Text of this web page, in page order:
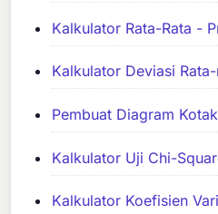
Kalkulator Rata-Rata -
Kalkulator Deviasi
Pembuat Diagram
Kalkulator Uji Chi-
Kalkulator Koefisien